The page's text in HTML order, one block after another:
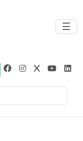
☰